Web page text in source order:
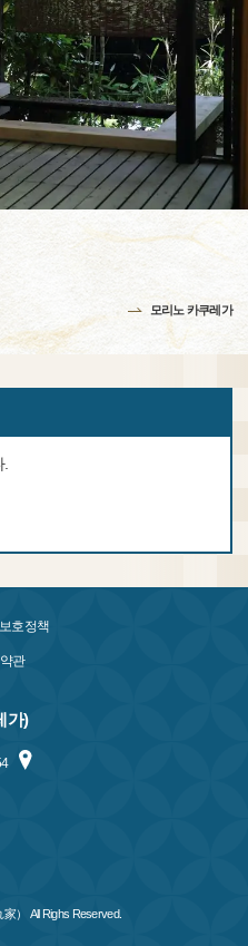
모리노 카쿠레가
.
호정책
관
가)
） All Righs Reserved.